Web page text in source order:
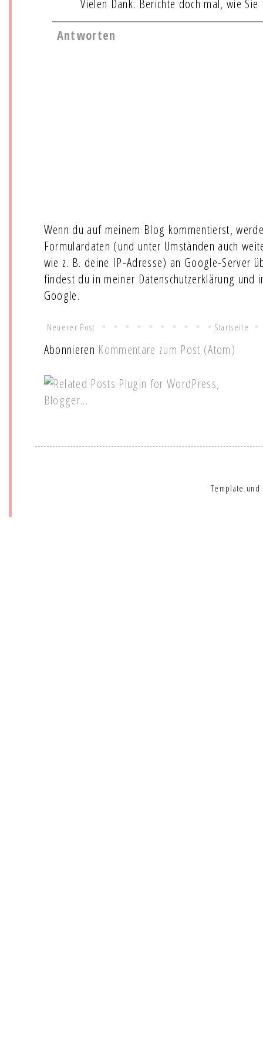
Vielen Dank. Berichte doch mal, wie
Antworten
Wenn du auf meinem Blog kommentierst,
Formulardaten (und unter Umständen auch
wie z. B. deine IP-Adresse) an Google-Server
findest du in meiner Datenschutzerklärung und
Google.
Neuerer Post Startseite
Abonnieren Kommentare zum Post (Atom)
Template